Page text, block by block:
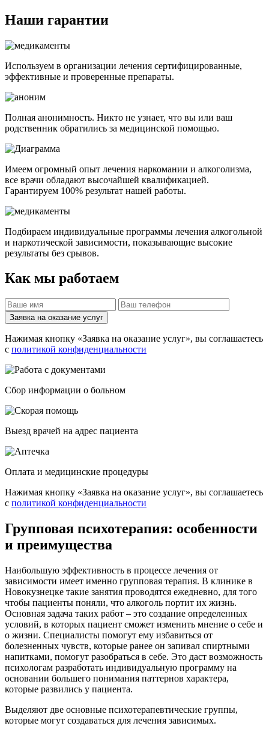
Наши гарантии
Используем в организации лечения сертифицированные,
эффективные и проверенные препараты.
Полная анонимность. Никто не узнает, что вы или ваш
родственник обратились за медицинской помощью.
Имеем огромный опыт лечения наркомании и алкоголизма,
все врачи обладают высочайшей квалификацией.
Гарантируем 100% результат нашей работы.
Подбираем индивидуальные программы лечения алкогольной
и наркотической зависимости, показывающие высокие
результаты без срывов.
Как мы работаем
Заявка на оказание услуг
Нажимая кнопку «Заявка на оказание услуг», вы соглашаетесь
с политикой конфиденциальности
Cбор информации о больном
Выезд врачей на адрес пациента
Оплата и медицинские процедуры
Нажимая кнопку «Заявка на оказание услуг», вы соглашаетесь
с политикой конфиденциальности
Групповая психотерапия: особенности
и преимущества
Наибольшую эффективность в процессе лечения от
зависимости имеет именно групповая терапия. В клинике в
Новокузнецке такие занятия проводятся ежедневно, для того
чтобы пациенты поняли, что алкоголь портит их жизнь.
Основная задача таких работ – это создание определенных
условий, в которых пациент сможет изменить мнение о себе и
о жизни. Специалисты помогут ему избавиться от
болезненных чувств, которые ранее он запивал спиртными
напитками, помогут разобраться в себе. Это даст возможность
психологам разработать индивидуальную программу на
основании большего понимания паттернов характера,
которые развились у пациента.
Выделяют две основные психотерапевтические группы,
которые могут создаваться для лечения зависимых.